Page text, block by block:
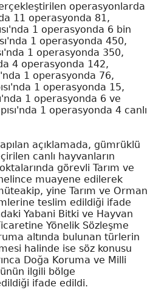
operasyonlarda
11 operasyonda 81,
1 operasyonda 6 bin
1 operasyonda 450,
1 operasyonda 350,
4 operasyonda 142,
1 operasyonda 76,
1 operasyonda 15,
1 operasyonda 6 ve
1 operasyonda 4 canlı
açıklamada, gümrüklü
canlı hayvanların
görevli Tarım ve
muayene edilerek
yine Tarım ve Orman
teslim edildiği ifade
Yabani Bitki ve Hayvan
Yönelik Sözleşme
altında bulunan türlerin
halinde ise söz konusu
Doğa Koruma ve Milli
ilgili bölge
ifade edildi.